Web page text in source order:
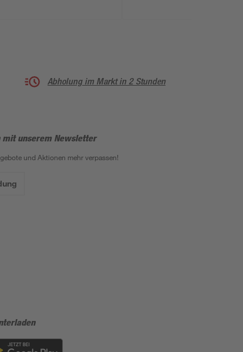
Abholung im Markt in 2 Stunden
mit unserem Newsletter
und Aktionen mehr verpassen!